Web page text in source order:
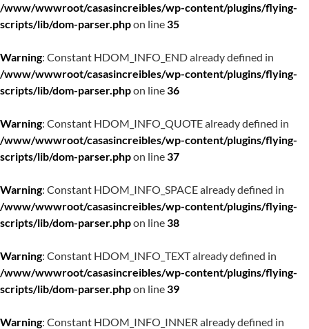
/www/wwwroot/casasincreibles/wp-content/plugins/flying-
scripts/lib/dom-parser.phpon line35
Warning: Constant HDOM_INFO_END already defined in
/www/wwwroot/casasincreibles/wp-content/plugins/flying-
scripts/lib/dom-parser.phpon line36
Warning: Constant HDOM_INFO_QUOTE already defined in
/www/wwwroot/casasincreibles/wp-content/plugins/flying-
scripts/lib/dom-parser.phpon line37
Warning: Constant HDOM_INFO_SPACE already defined in
/www/wwwroot/casasincreibles/wp-content/plugins/flying-
scripts/lib/dom-parser.phpon line38
Warning: Constant HDOM_INFO_TEXT already defined in
/www/wwwroot/casasincreibles/wp-content/plugins/flying-
scripts/lib/dom-parser.phpon line39
Warning: Constant HDOM_INFO_INNER already defined in